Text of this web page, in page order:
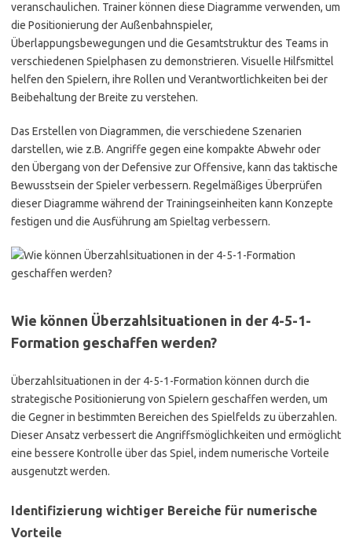
veranschaulichen. Trainer können diese Diagramme verwenden, um
die Positionierung der Außenbahnspieler,
Überlappungsbewegungen und die Gesamtstruktur des Teams in
verschiedenen Spielphasen zu demonstrieren. Visuelle Hilfsmittel
helfen den Spielern, ihre Rollen und Verantwortlichkeiten bei der
Beibehaltung der Breite zu verstehen.
Das Erstellen von Diagrammen, die verschiedene Szenarien
darstellen, wie z.B. Angriffe gegen eine kompakte Abwehr oder
den Übergang von der Defensive zur Offensive, kann das taktische
Bewusstsein der Spieler verbessern. Regelmäßiges Überprüfen
dieser Diagramme während der Trainingseinheiten kann Konzepte
festigen und die Ausführung am Spieltag verbessern.
Wie können Überzahlsituationen in der 4-5-1-
Formation geschaffen werden?
Überzahlsituationen in der 4-5-1-Formation können durch die
strategische Positionierung von Spielern geschaffen werden, um
die Gegner in bestimmten Bereichen des Spielfelds zu überzahlen.
Dieser Ansatz verbessert die Angriffsmöglichkeiten und ermöglicht
eine bessere Kontrolle über das Spiel, indem numerische Vorteile
ausgenutzt werden.
Identifizierung wichtiger Bereiche für numerische
Vorteile